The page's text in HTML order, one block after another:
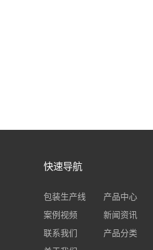
快速导航
包装生产线
产品中心
案例视频
新闻资讯
联系我们
产品分类